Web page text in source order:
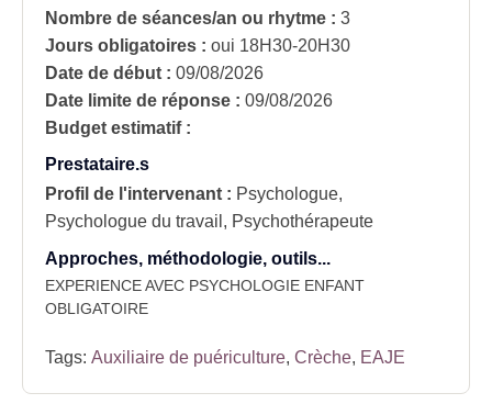
Nombre de séances/an ou rhytme : 3
Jours obligatoires : oui 18H30-20H30
Date de début : 09/08/2026
Date limite de réponse : 09/08/2026
Budget estimatif :
Prestataire.s
Profil de l'intervenant : Psychologue,
Psychologue du travail, Psychothérapeute
Approches, méthodologie, outils...
EXPERIENCE AVEC PSYCHOLOGIE ENFANT
OBLIGATOIRE
Tags: Auxiliaire de puériculture, Crèche, EAJE